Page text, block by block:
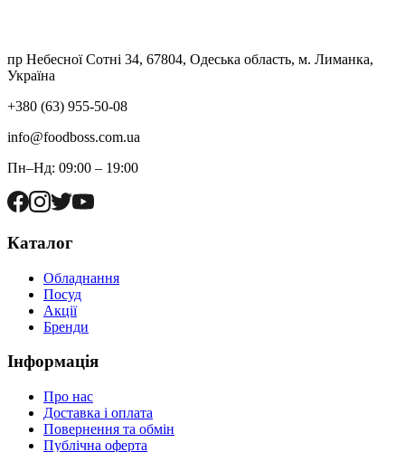
пр Небесної Сотні 34, 67804, Одеська область, м. Лиманка,
Україна
+380 (63) 955-50-08
info@foodboss.com.ua
Пн–Нд: 09:00 – 19:00
Каталог
Обладнання
Посуд
Акції
Бренди
Інформація
Про нас
Доставка і оплата
Повернення та обмін
Публічна оферта